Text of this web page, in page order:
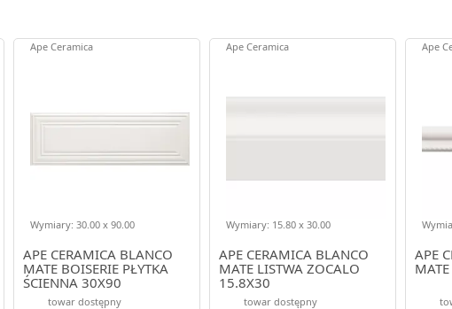
APE CERAMICA BLANCO
MATE BOISERIE PŁYTKA
ŚCIENNA 30X90
Wymiary: 30.00 x 90.00
Ape Ceramica
towar dostępny
APE CERAMICA BLANCO
MATE LISTWA ZOCALO
15.8X30
Wymiary: 15.80 x 30.00
Ape Ceramica
towar dostępny
APE
Ape